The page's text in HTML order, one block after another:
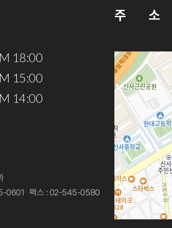
주 소
18:00
15:00
14:00
0601 팩스 : 02-545-0580